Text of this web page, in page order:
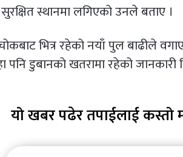
स्थानमा लगिएको उनले बताए ।
भित्र रहेको नयाँ पुल बाढीले
डुबानको खतरामा रहेको जानकारी
यो खबर पढेर तपाईलाई